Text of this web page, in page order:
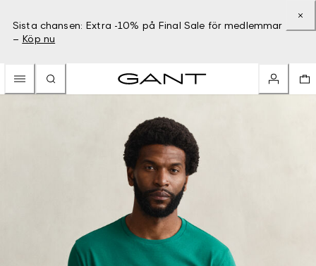
Sista chansen: Extra -10% på Final Sale för medlemmar
– Köp nu